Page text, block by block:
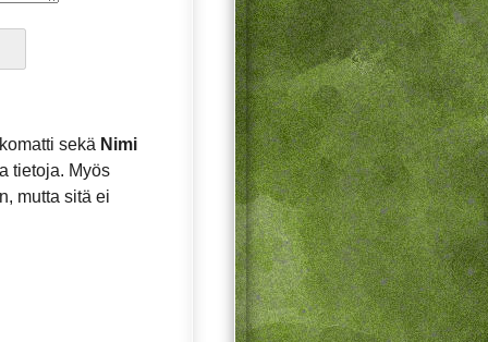
sekä Nimi
tietoja. Myös
mutta sitä ei